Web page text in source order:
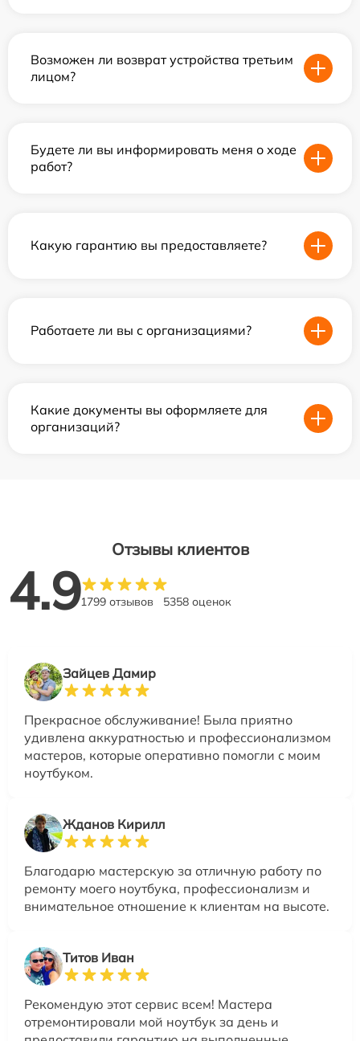
Возможен ли возврат устройства третьим
лицом?
Будете ли вы информировать меня о ходе
работ?
Какую гарантию вы предоставляете?
Работаете ли вы с организациями?
Какие документы вы оформляете для
организаций?
Отзывы клиентов
4.91799 отзывов 5358 оценок
Зайцев Дамир
Прекрасное обслуживание! Была приятно
удивлена аккуратностью и профессионализмом
мастеров, которые оперативно помогли с моим
ноутбуком.
Жданов Кирилл
Благодарю мастерскую за отличную работу по
ремонту моего ноутбука, профессионализм и
внимательное отношение к клиентам на высоте.
Титов Иван
Рекомендую этот сервис всем! Мастера
отремонтировали мой ноутбук за день и